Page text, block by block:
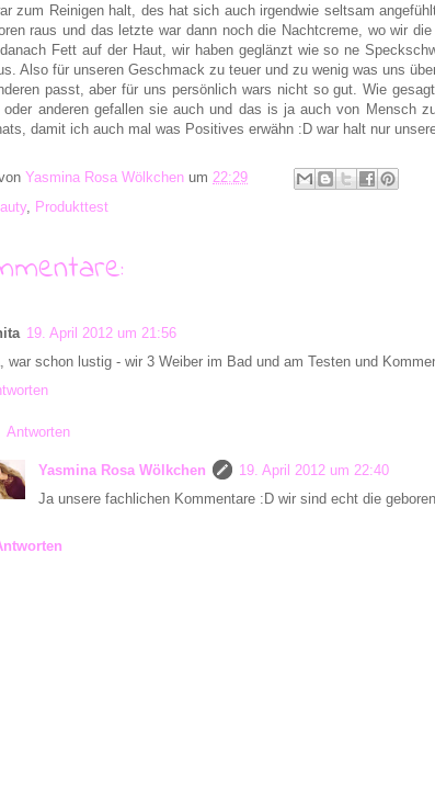
zum Reinigen halt, des hat sich auch irgendwie seltsam
raus und das letzte war dann noch die Nachtcreme, wo wir
Fett auf der Haut, wir haben geglänzt wie so ne
Also für unseren Geschmack zu teuer und zu wenig was uns
passt, aber für uns persönlich wars nicht so gut. Wie
oder anderen gefallen sie auch und das is ja auch von Mensch
damit ich auch mal was Positives erwähn :D war halt nur
Yasmina Rosa Wölkchen um 22:29
, Produkttest
19. April 2012 um 21:56
war schon lustig - wir 3 Weiber im Bad und am Testen und
Antworten
Yasmina Rosa Wölkchen
19. April 2012 um 22:40
Ja unsere fachlichen Kommentare :D wir sind echt die